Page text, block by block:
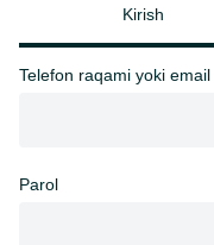
Kirish
Telefon raqami yoki email
Parol